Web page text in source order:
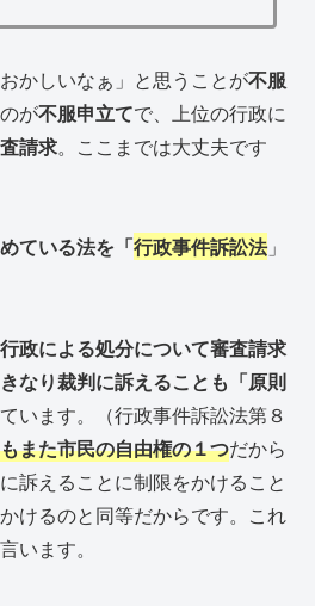
かしいなぁ」と思うことが不服
が不服申立てで、上位の行政に
請求。ここまでは大丈夫です
ている法を「行政事件訴訟法」
行政による処分について審査請求
なり裁判に訴えることも「原則
います。（行政事件訴訟法第８
また市民の自由権の１つだから
訴えることに制限をかけること
けるのと同等だからです。これ
います。